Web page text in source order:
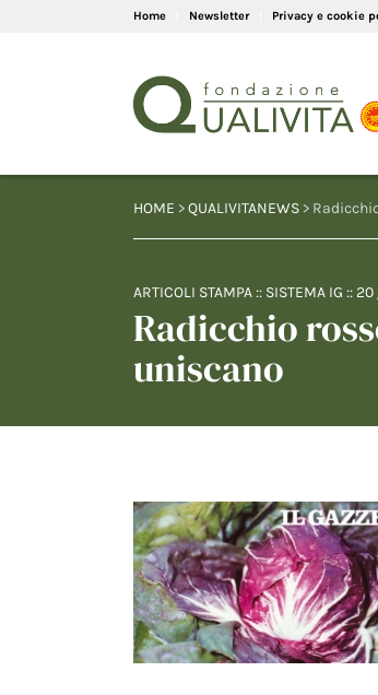
Home Newsletter Privacy e cookie
HOME >QUALIVITANEWS >
ARTICOLI STAMPA :: SISTEMA IG :: 20
Radicchio
uniscano